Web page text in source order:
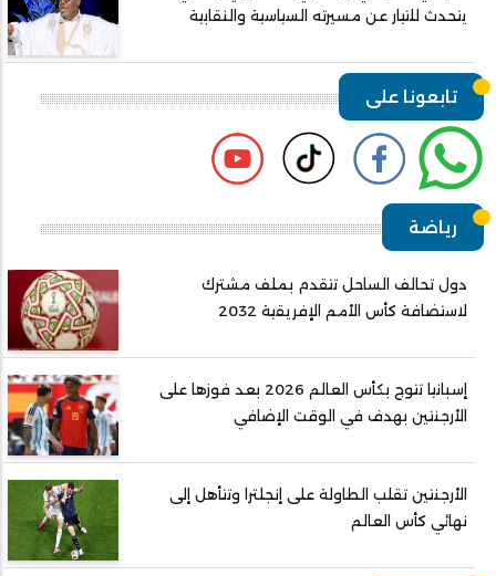
يتحدث للتيار عن مسيرته السياسية والنقابية
تابعونا على
رياضة
دول تحالف الساحل تتقدم بملف مشترك
لاستضافة كأس الأمم الإفريقية 2032
إسبانيا تتوج بكأس العالم 2026 بعد فوزها على
الأرجنتين بهدف في الوقت الإضافي
الأرجنتين تقلب الطاولة على إنجلترا وتتأهل إلى
نهائي كأس العالم